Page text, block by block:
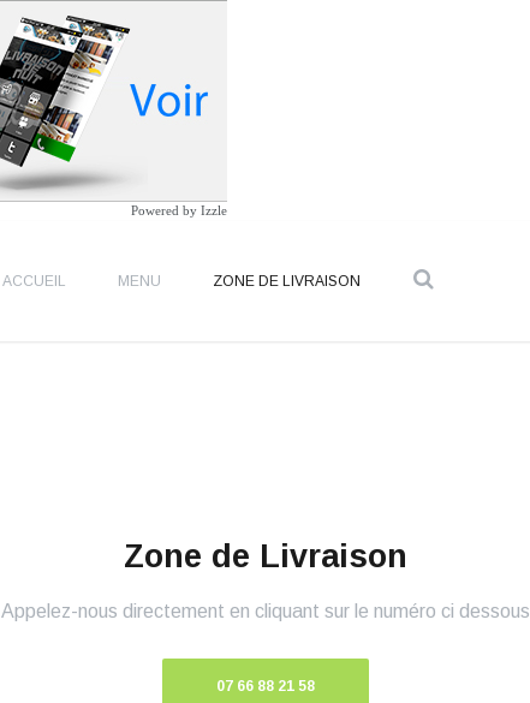
Powered by Izzle
ACCUEIL MENU ZONE DE LIVRAISON
Zone de Livraison
Appelez-nous directement en cliquant sur le numéro ci dessous
07 66 88 21 58